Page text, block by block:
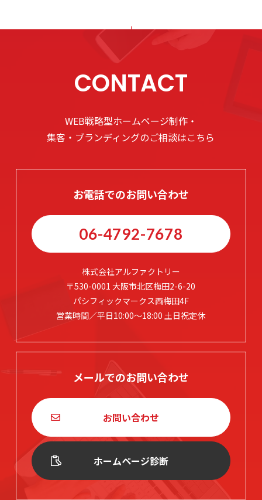
CONTACT
WEB戦略型ホームページ制作・
集客・ブランディングのご相談はこちら
お電話でのお問い合わせ
06-4792-7678
株式会社アルファクトリー
〒530-0001 大阪市北区梅田2-6-20
パシフィックマークス西梅田4F
営業時間／平日10:00～18:00 土日祝定休
メールでのお問い合わせ
お問い合わせ
ホームページ診断